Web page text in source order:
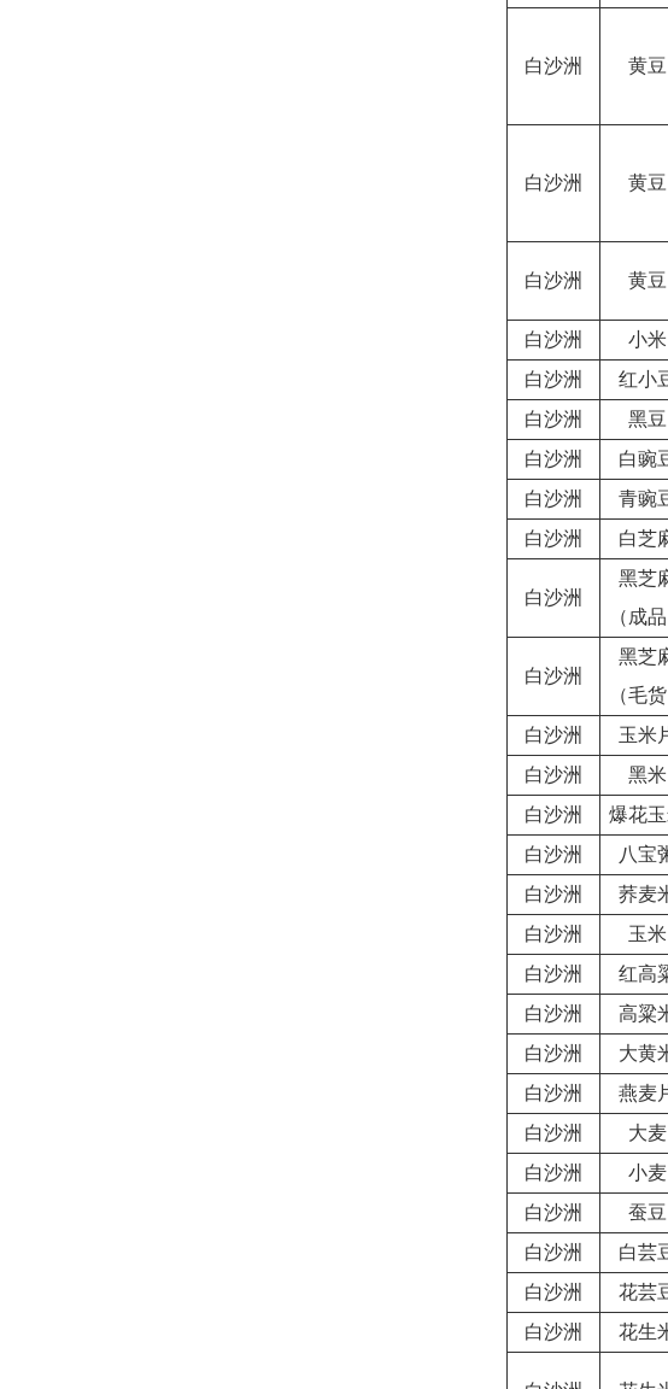
白沙洲 黄豆
白沙洲 黄豆
白沙洲 黄豆
白沙洲 小米
白沙洲
红小
白沙洲
黑豆
白沙洲
白豌
白沙洲
青豌
白沙洲
白芝
白沙洲
黑芝
（成品
白沙洲
黑芝
（毛货
白沙洲 玉米
白沙洲
黑米
白沙洲
爆花
白沙洲
八宝
白沙洲
荞麦
白沙洲
玉米
白沙洲
红高
白沙洲
高粱
白沙洲
大黄
白沙洲
燕麦
白沙洲
大麦
白沙洲
小麦
白沙洲
蚕豆
白沙洲
白芸
白沙洲
花芸
白沙洲
花生